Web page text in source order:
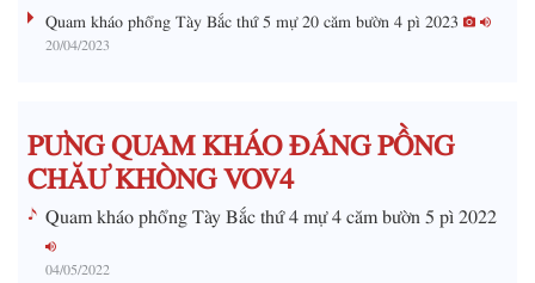
e
Quam kháo phổng Tày Bắc thứ 5 mự 20 căm bườn 4 pì 2023
20/04/2023
PƯNG QUAM KHÁO ĐÁNG PỒNG
CHĂƯ KHÒNG VOV4
Quam kháo phổng Tày Bắc thứ 4 mự 4 căm bườn 5 pì 2022
04/05/2022